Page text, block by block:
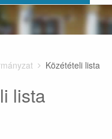
Közétételi lista
lista